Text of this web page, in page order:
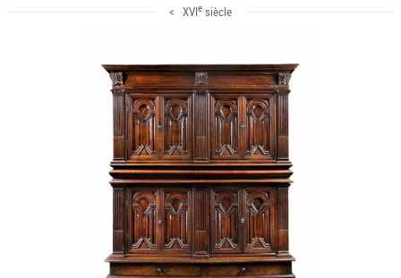
< XVIesiècle